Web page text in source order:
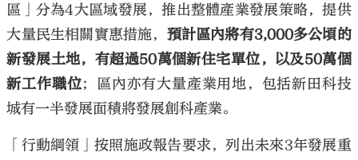
區」分為4大區域發展，推出整體產業發展策略，提供
大量民生相關實惠措施， 預計區內將有3,000多公頃的
新發展土地，有超過50萬個新住宅單位，以及50萬個
新工作職位；區內亦有大量產業用地，包括新田科技
城有一半發展面積將發展創科產業。
「行動綱領」按照施政報告要求，列出未來3年發展重